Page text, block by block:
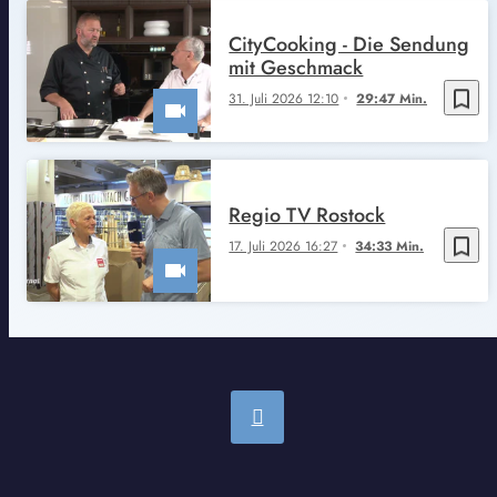
bookmark_border
31. Juli 2026 12:10 29:47 Min.
CityCooking - Die Sendung
mit Geschmack
bookmark_border
17. Juli 2026 16:27 34:33 Min.
Regio TV Rostock